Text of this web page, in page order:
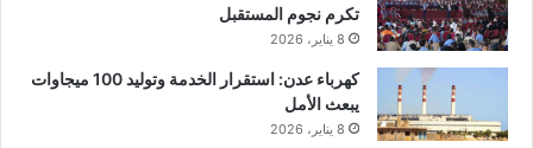
تكرم نجوم المستقبل
8 يناير، 2026
كهرباء عدن: استقرار الخدمة وتوليد 100 ميجاوات
يبعث الأمل
8 يناير، 2026